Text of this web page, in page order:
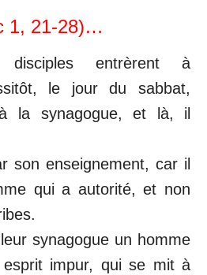
1, 21-28)…
entrèrent à
le jour du sabbat,
la synagogue, et là, il
son enseignement, car il
qui a autorité, et non
synagogue un homme
impur, qui se mit à